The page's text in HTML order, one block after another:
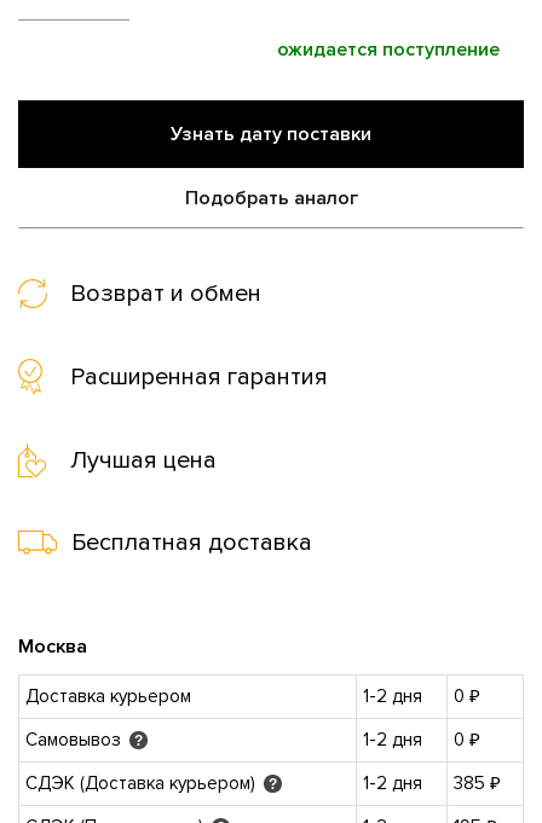
ожидается поступление
Узнать дату поставки
Подобрать аналог
Возврат и обмен
Расширенная гарантия
Лучшая цена
Бесплатная доставка
Москва
Доставка курьером 1-2 дня
0 ₽
Самовывоз
? 1-2 дня
0 ₽
СДЭК (Доставка курьером)
? 1-2 дня
385 ₽